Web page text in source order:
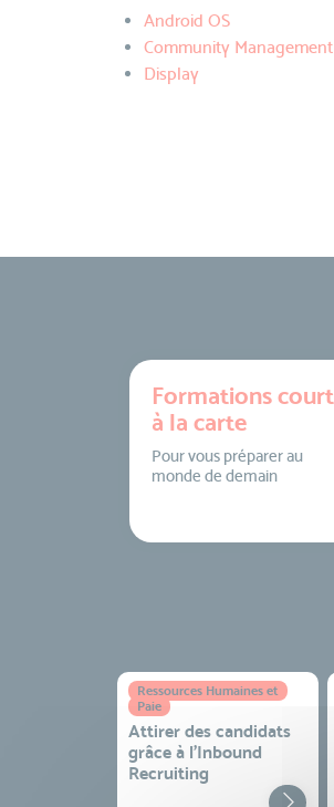
Android OS
Community Management
Display
Formations
à la carte
Pour vous préparer au
monde de demain
Ressources Humaines et
Paie
Attirer des candidats
grâce à l’Inbound
Recruiting